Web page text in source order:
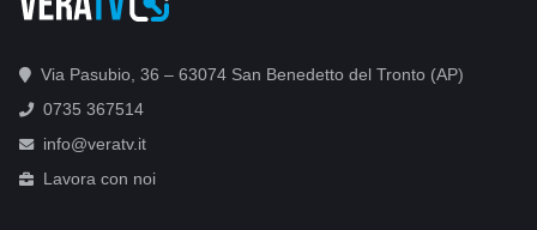
Via Pasubio, 36 – 63074 San Benedetto del Tronto (AP)
0735 367514
info@veratv.it
Lavora con noi